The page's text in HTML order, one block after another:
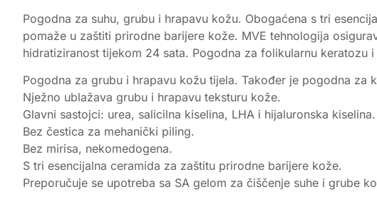
Pogodna za suhu, grubu i hrapavu kožu. Obogaćena s tri
pomaže u zaštiti prirodne barijere kože. MVE tehnologija
hidratiziranost tijekom 24 sata. Pogodna za folikularnu keratozu
Pogodna za grubu i hrapavu kožu tijela. Također je pogodna za
Nježno ublažava grubu i hrapavu teksturu kože.
Glavni sastojci: urea, salicilna kiselina, LHA i hijaluronska kiselina.
Bez čestica za mehanički piling.
Bez mirisa, nekomedogena.
S tri esencijalna ceramida za zaštitu prirodne barijere kože.
Preporučuje se upotreba sa SA gelom za čiščenje suhe i grube